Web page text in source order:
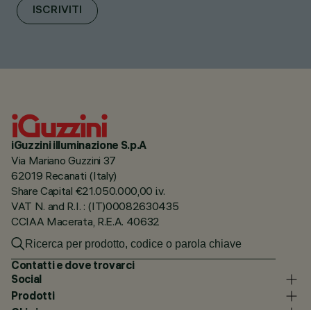
ISCRIVITI
iGuzzini illuminazione S.p.A
Via Mariano Guzzini 37
62019 Recanati (Italy)
Share Capital €21.050.000,00 i.v.
VAT N. and R.I. : (IT)00082630435
CCIAA Macerata, R.E.A. 40632
Contatti e dove trovarci
Social
Prodotti